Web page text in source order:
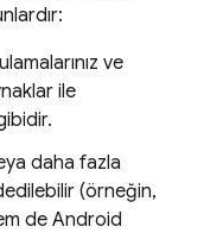
ve
ile
daha fazla
(örneğin,
de Android